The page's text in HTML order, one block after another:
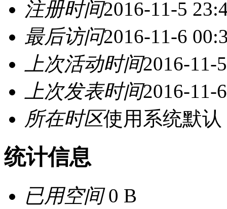
注册时间2016-11-5
最后访问2016-11-6
上次活动时间2016-11-
上次发表时间2016-11-
所在时区使用系统默认
统计信息
已用空间0 B